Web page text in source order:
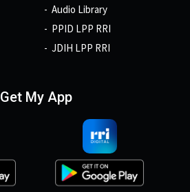
Audio Library
PPID LPP RRI
JDIH LPP RRI
Get My App